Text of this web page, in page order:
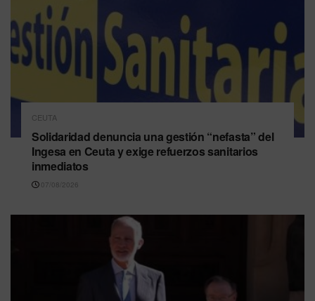
CEUTA
Solidaridad denuncia una gestión “nefasta” del
Ingesa en Ceuta y exige refuerzos sanitarios
inmediatos
07/08/2026